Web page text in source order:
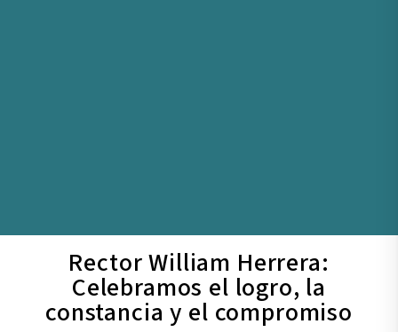
Rector William Herrera:
Celebramos el logro, la
constancia y el compromiso